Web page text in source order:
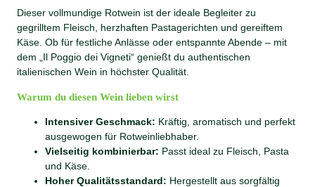
Dieser vollmundige Rotwein ist der ideale Begleiter zu
gegrilltem Fleisch, herzhaften Pastagerichten und gereiftem
Käse. Ob für festliche Anlässe oder entspannte Abende – mit
dem „Il Poggio dei Vigneti“ genießt du authentischen
italienischen Wein in höchster Qualität.
Warum du diesen Wein lieben wirst
Intensiver Geschmack: Kräftig, aromatisch und perfekt
ausgewogen für Rotweinliebhaber.
Vielseitig kombinierbar: Passt ideal zu Fleisch, Pasta
und Käse.
Hoher Qualitätsstandard: Hergestellt aus sorgfältig